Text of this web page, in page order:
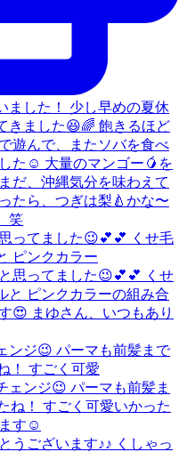
ってました😉💕💕 くせ毛
ピンクカラー
ンジ😉 パーマも前髪まで
！ すごく可愛
うございます♪♪ くしゃっ